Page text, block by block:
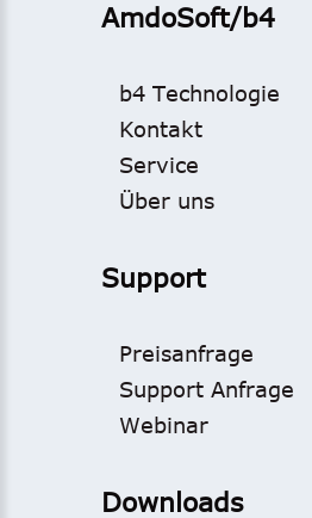
AmdoSoft/b4
b4 Technologie
Kontakt
Service
Über uns
Support
Preisanfrage
Support Anfrage
Webinar
Downloads